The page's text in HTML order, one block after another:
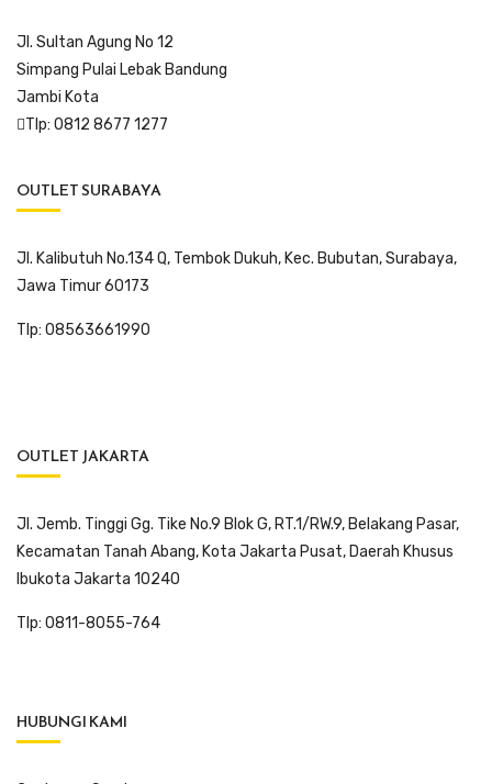
Jl. Sultan Agung No 12
Simpang Pulai Lebak Bandung
Jambi Kota
Tlp: 0812 8677 1277
OUTLET SURABAYA
Jl. Kalibutuh No.134 Q, Tembok Dukuh, Kec. Bubutan, Surabaya,
Jawa Timur 60173
Tlp: 08563661990
OUTLET JAKARTA
Jl. Jemb. Tinggi Gg. Tike No.9 Blok G, RT.1/RW.9, Belakang Pasar,
Kecamatan Tanah Abang, Kota Jakarta Pusat, Daerah Khusus
Ibukota Jakarta 10240
Tlp: 0811-8055-764
HUBUNGI KAMI